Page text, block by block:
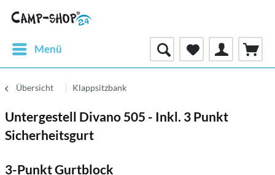
Menü
Übersicht Klappsitzbank
Untergestell Divano 505 - Inkl. 3 Punkt
Sicherheitsgurt
3-Punkt Gurtblock